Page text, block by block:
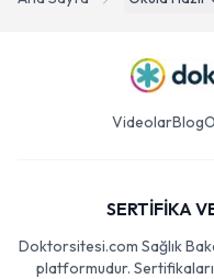
VideolarBlog
SERTİFİKA
Doktorsitesi.com Sağlık
platformudur.